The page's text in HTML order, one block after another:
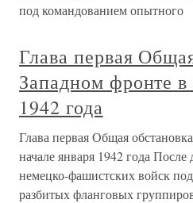
под командованием опытного
Глава первая
Западном фронте в
1942 года
Глава первая Общая
начале января 1942 года После
немецко-фашистских войск
разбитых фланговых